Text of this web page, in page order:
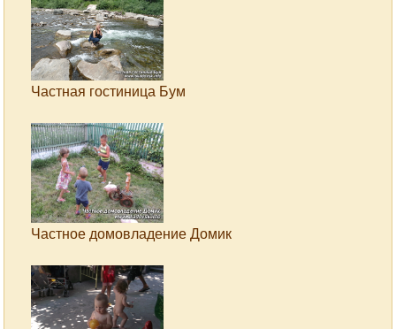
Частная гостиница Бум
Частное домовладение Домик